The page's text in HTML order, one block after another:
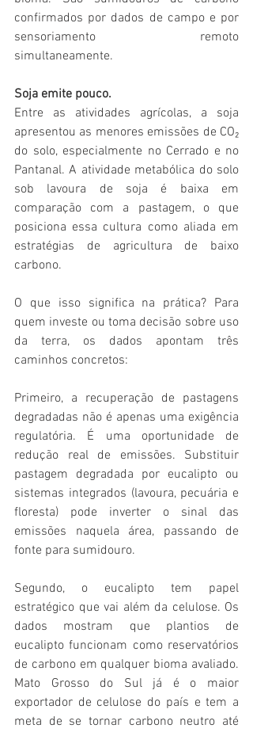
confirmados por dados de campo e por
sensoriamento remoto
simultaneamente.
Soja emite pouco.
Entre as atividades agrícolas, a soja
apresentou as menores emissões de CO₂
do solo, especialmente no Cerrado e no
Pantanal. A atividade metabólica do solo
sob lavoura de soja é baixa em
comparação com a pastagem, o que
posiciona essa cultura como aliada em
estratégias de agricultura de baixo
carbono.
O que isso significa na prática? Para
quem investe ou toma decisão sobre uso
da terra, os dados apontam três
caminhos concretos:
Primeiro, a recuperação de pastagens
degradadas não é apenas uma exigência
regulatória. É uma oportunidade de
redução real de emissões. Substituir
pastagem degradada por eucalipto ou
sistemas integrados (lavoura, pecuária e
floresta) pode inverter o sinal das
emissões naquela área, passando de
fonte para sumidouro.
Segundo, o eucalipto tem papel
estratégico que vai além da celulose. Os
dados mostram que plantios de
eucalipto funcionam como reservatórios
de carbono em qualquer bioma avaliado.
Mato Grosso do Sul já é o maior
exportador de celulose do país e tem a
meta de se tornar carbono neutro até